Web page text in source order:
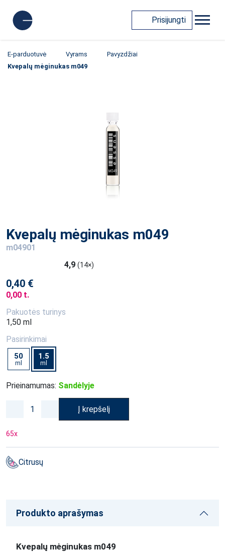
Prisijungti
E-parduotuvė Vyrams
Pavyzdžiai
Kvepalų mėginukas m049
Kvepalų mėginukas m049
m04901
4,9 (14×)
0,40 €
0,00 t.
Pakuotės turinys
1,50 ml
Pasirinkimai
50
ml
1.5
ml
Prieinamumas: Sandėlyje
Į krepšelį
65x
Citrusų
Produkto aprašymas
Kvepalų mėginukas m049